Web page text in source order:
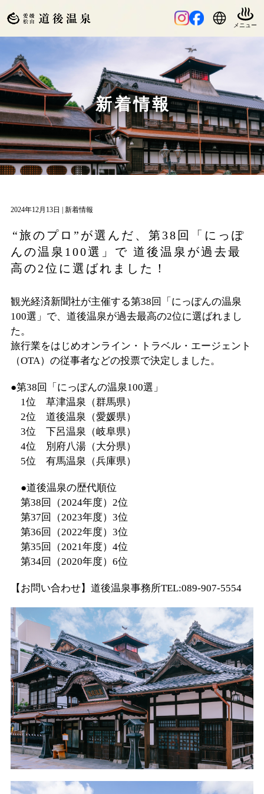
新着情報
2024年12月13日 | 新着情報
“旅のプロ”が選んだ、第38回「にっぽ
んの温泉100選」で 道後温泉が過去最
高の2位に選ばれました！
観光経済新聞社が主催する第38回「にっぽんの温泉
100選」で、道後温泉が過去最高の2位に選ばれまし
た。
旅行業をはじめオンライン・トラベル・エージェント
（OTA）の従事者などの投票で決定しました。
●第38回「にっぽんの温泉100選」
1位 草津温泉（群馬県）
2位 道後温泉（愛媛県）
3位 下呂温泉（岐阜県）
4位 別府八湯（大分県）
5位 有馬温泉（兵庫県）
●道後温泉の歴代順位
第38回（2024年度）2位
第37回（2023年度）3位
第36回（2022年度）3位
第35回（2021年度）4位
第34回（2020年度）6位
【お問い合わせ】道後温泉事務所TEL:089-907-5554